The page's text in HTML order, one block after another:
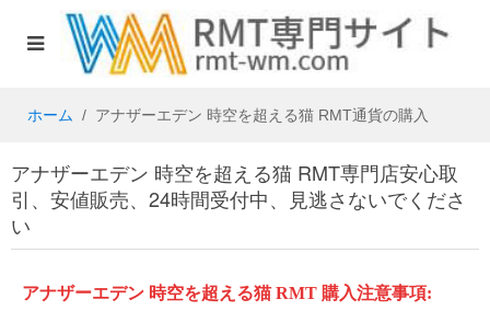
ホーム アナザーエデン 時空を超える猫 RMT通貨の購入
アナザーエデン 時空を超える猫 RMT専門店安心取
引、安値販売、24時間受付中、見逃さないでくださ
い
アナザーエデン 時空を超える猫 RMT 購入注意事項: